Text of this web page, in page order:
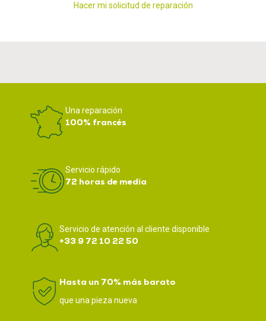
Hacer mi solicitud de reparación
Una reparación
100% francés
Servicio rápido
72 horas de media
Servicio de atención al cliente disponible
+33 9 72 10 22 50
Hasta un 70% más barato
que una pieza nueva